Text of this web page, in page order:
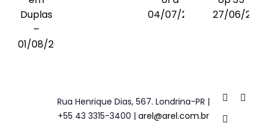
Rua Henrique Dias, 567. Londrina-PR |
+55 43 3315-3400 | arel@arel.com.br